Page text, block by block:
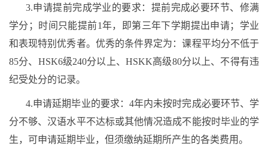
3.申请提前完成学业的要求：提前完成必要环节、修满
学分；时间只能提前1年，即第三年下学期提出申请；学业
和表现特别优秀者。优秀的条件界定为：课程平均分不低于
85分、 HSK6级240分以上、 HSKK高级80分以上、不得有违
纪受处分的记录。
4.申请延期毕业的要求： 4年内未按时完成必要环节、学
分不够、汉语水平不达标或其他情况造成不能按时毕业的学
生，可申请延期毕业，但须缴纳延期所产生的各类费用。